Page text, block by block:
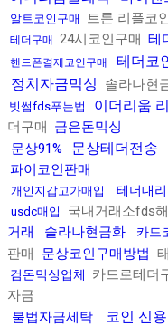
알트코인구매 트론 리플코
테더구매 24시코인구매 테
핸드폰결제코인구매
테더코
정치자금믹싱
솔라나현
빗썸fds푸는법 이더리움
더구매 금은돈믹싱
문상91%
문상테더전송
파이코인판매
개인지갑고가매입 테더대
usdc매입
국내거래소fds
거래
솔라나현금화 카드
판매
문상코인구매방법
검돈믹싱업체
카드로테더
자금
불법자금세탁
코인 신